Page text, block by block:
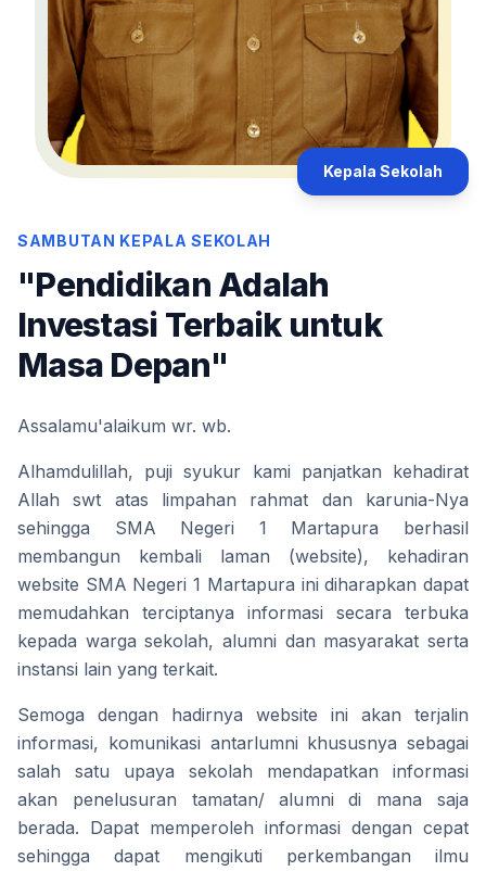
Kepala Sekolah
SAMBUTAN KEPALA SEKOLAH
"Pendidikan Adalah
Investasi Terbaik untuk
Masa Depan"
Assalamu'alaikum wr. wb.
Alhamdulillah, puji syukur kami panjatkan kehadirat
Allah swt atas limpahan rahmat dan karunia-Nya
sehingga SMA Negeri 1 Martapura berhasil
membangun kembali laman (website), kehadiran
website SMA Negeri 1 Martapura ini diharapkan dapat
memudahkan terciptanya informasi secara terbuka
kepada warga sekolah, alumni dan masyarakat serta
instansi lain yang terkait.
Semoga dengan hadirnya website ini akan terjalin
informasi, komunikasi antarlumni khususnya sebagai
salah satu upaya sekolah mendapatkan informasi
akan penelusuran tamatan/ alumni di mana saja
berada. Dapat memperoleh informasi dengan cepat
sehingga dapat mengikuti perkembangan ilmu